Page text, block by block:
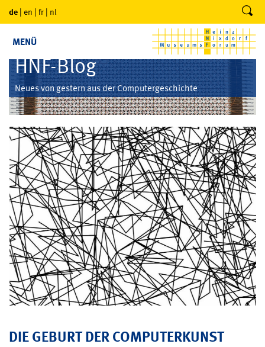
de | en | fr | nl
MENÜ
HNF-Blog
Neues von gestern aus der Computergeschichte
DIE GEBURT DER COMPUTERKUNST